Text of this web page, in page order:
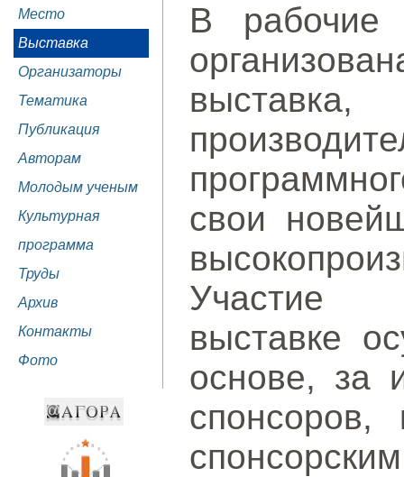
Место
Выставка
Организаторы
Тематика
Публикация
Авторам
Молодым ученым
Культурная
программа
Труды
Архив
Контакты
Фото
В рабочие
свои
Участие
выставке
основе, за
спонсоров,